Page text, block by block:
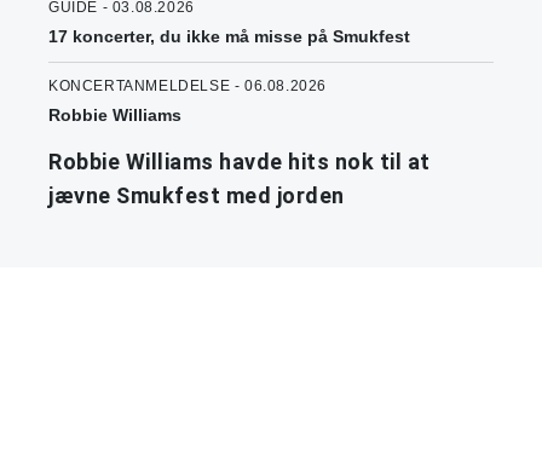
GUIDE - 03.08.2026
17 koncerter, du ikke må misse på Smukfest
KONCERTANMELDELSE - 06.08.2026
Robbie Williams
Robbie Williams havde hits nok til at
jævne Smukfest med jorden